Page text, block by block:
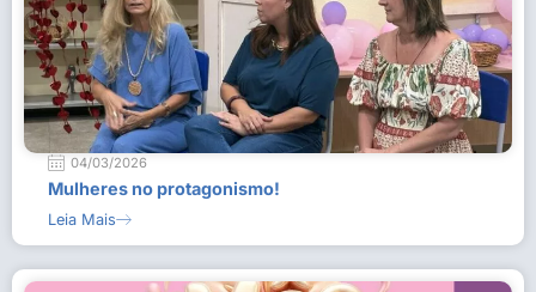
04/03/2026
Mulheres no protagonismo!
Leia Mais